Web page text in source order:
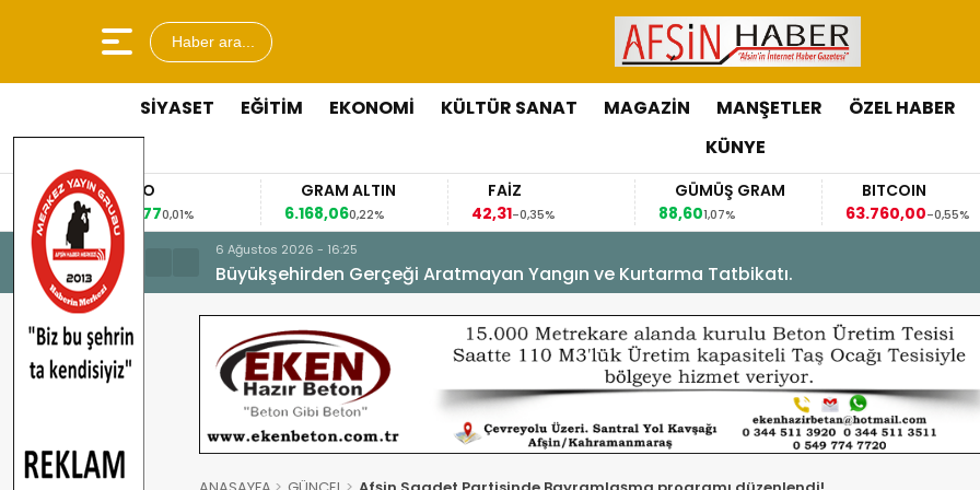
Haber ara...
SİYASET EĞİTİM EKONOMİ KÜLTÜR SANAT MAGAZİN MANŞETLER ÖZEL HABER
KÜNYE
0,01%
GRAM ALTIN
6.168,06
FAİZ
42,31-0,35%
88,601,07%
BITCOIN
63.760,00
GBP/TRY
63,11840,07%
6 Ağustos 2026 - 16:25
Büyükşehirden Gerçeği Aratmayan Yangın ve Kurtarma Tatbikatı.